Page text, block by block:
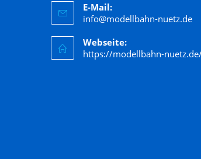
E-Mail:
info@modellbahn-nuetz.de
Webseite:
https://modellbahn-